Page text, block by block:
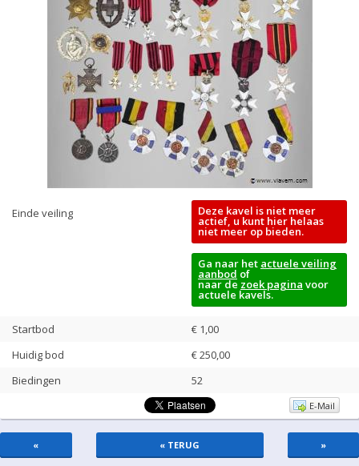
Einde veiling Deze kavel is niet meer
actief, u kunt hier helaas
niet meer op bieden.
Ga naar het actuele veiling
aanbod of
naar de zoek pagina voor
actuele kavels.
Startbod
€ 1,00
Huidig bod
€250,00
Biedingen
52
E-Mail
« « TERUG »